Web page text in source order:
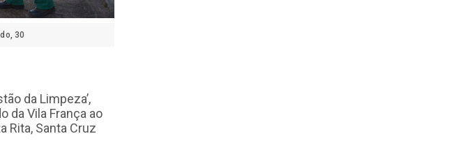
30
da Limpeza’,
da Vila França ao
Rita, Santa Cruz